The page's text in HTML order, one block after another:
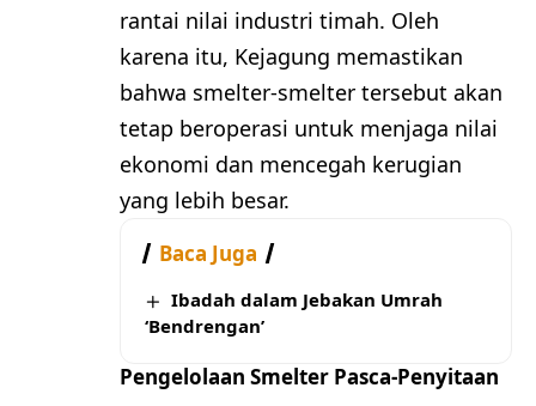
rantai nilai industri timah. Oleh
karena itu, Kejagung memastikan
bahwa smelter-smelter tersebut akan
tetap beroperasi untuk menjaga nilai
ekonomi dan mencegah kerugian
yang lebih besar.
Baca Juga
Ibadah dalam Jebakan Umrah
‘Bendrengan’
Pengelolaan Smelter Pasca-Penyitaan